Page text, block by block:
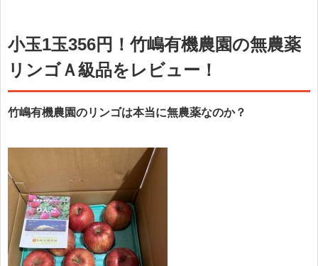
小玉1玉356円！竹嶋有機農園の無農薬
リンゴＡ級品をレビュー！
竹嶋有機農園のリンゴは本当に無農薬なのか？